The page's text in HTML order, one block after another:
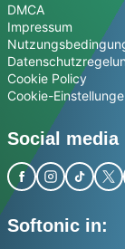
DMCA
Impressum
Cookie Policy
Cookie-
Social media
Softonic in: